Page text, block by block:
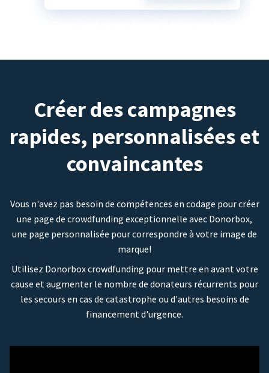
Créer des campagnes
rapides, personnalisées et
convaincantes
Vous n'avez pas besoin de compétences en codage pour créer
une page de crowdfunding exceptionnelle avec Donorbox,
une page personnalisée pour correspondre à votre image de
marque!
Utilisez Donorbox crowdfunding pour mettre en avant votre
cause et augmenter le nombre de donateurs récurrents pour
les secours en cas de catastrophe ou d'autres besoins de
financement d'urgence.